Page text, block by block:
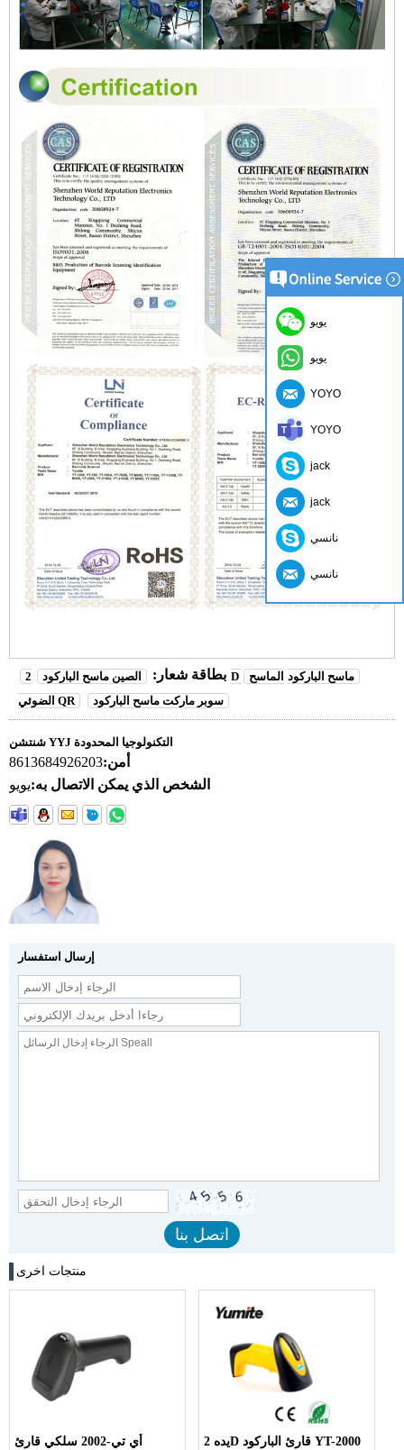
بطاقة شعار: الصين ماسح الباركود 2D ماسح الباركود الماسح
الضوئي QR
سوبر ماركت ماسح الباركود
شنتشن YYJ التكنولوجيا المحدودة
أمن:8613684926203
الشخص الذي يمكن الاتصال به:يويو
إرسال استفسار
منتجات اخرى
أي تي-2002 سلكي قارئ
يده 2D قارئ الباركود YT-2000
يويو
يويو
YOYO
YOYO
jack
jack
نانسي
نانسي